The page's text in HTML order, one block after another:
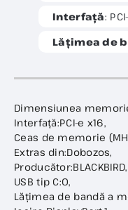
Interfață:
Lățimea de
Dimensiunea
Interfață:PCI-e x16,
Ceas de memorie
Extras din:Dobozos,
Producător:BLACKBIRD,
USB tip C:0,
Lățimea de bandă a